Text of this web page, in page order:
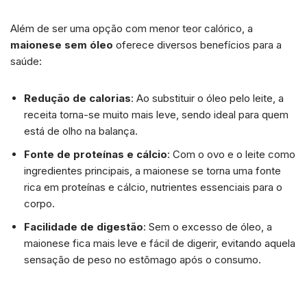
Além de ser uma opção com menor teor calórico, a
maionese sem óleo oferece diversos benefícios para a
saúde:
Redução de calorias: Ao substituir o óleo pelo leite, a
receita torna-se muito mais leve, sendo ideal para quem
está de olho na balança.
Fonte de proteínas e cálcio: Com o ovo e o leite como
ingredientes principais, a maionese se torna uma fonte
rica em proteínas e cálcio, nutrientes essenciais para o
corpo.
Facilidade de digestão: Sem o excesso de óleo, a
maionese fica mais leve e fácil de digerir, evitando aquela
sensação de peso no estômago após o consumo.